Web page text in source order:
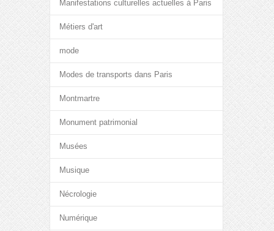
Manifestations culturelles actuelles à Paris
Métiers d'art
mode
Modes de transports dans Paris
Montmartre
Monument patrimonial
Musées
Musique
Nécrologie
Numérique